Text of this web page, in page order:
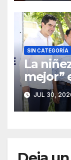
SIN CATEGORÍA
La
mejor”
JUL 30,